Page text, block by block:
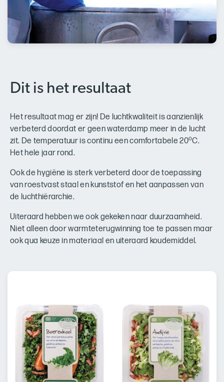
Dit is het resultaat
Het resultaat mag er zijn! De luchtkwaliteit is aanzienlijk
verbeterd doordat er geen waterdamp meer in de lucht
zit. De temperatuur is continu een comfortabele 20oC.
Het hele jaar rond.
Ook de hygiëne is sterk verbeterd door de toepassing
van roestvast staal en kunststof en het aanpassen van
de luchthiërarchie.
Uiteraard hebben we ook gekeken naar duurzaamheid.
Niet alleen door warmteterugwinning toe te passen maar
ook qua keuze in materiaal en uiteraard koudemiddel.